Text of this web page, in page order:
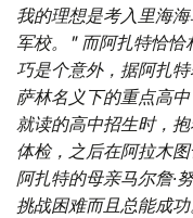
我的理想是考入里海
军校。" 而阿扎特恰恰
巧是个意外，据阿扎
萨林名义下的重点高
就读的高中招生时，
体检，之后在阿拉木
阿扎特的母亲马尔詹∙
挑战困难而且总能成